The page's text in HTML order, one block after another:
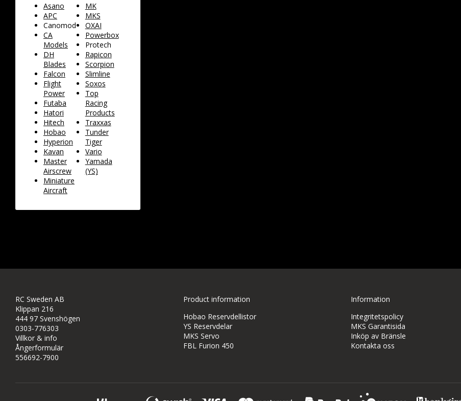
Asano
APC
Canomod
CA
Models
DH
Blades
Falcon
Flight
Power
Futaba
Hatori
Hitech
Hobao
Hyperion
Kavan
Master
Airscrew
Miniature
Aircraft
MK
MKS
OXAI
Powerbox
Protech
Rapicon
Scorpion
Slimline
Soxos
Top
Racing
Products
Traxxas
Tunder
Tiger
Vario
Yamada
(YS)
RC Sweden AB
Klippan 216
444 97 Svenshögen
0303-776303
Villkor & info
Ångerformulär
556692-7900
Product information
Hobao Reservdellistor
YS Reservdelar
MKS Servo
FBL Furion 450
Information
Integritetspolicy
MKS Garantisida
Inköp av Bränsle
Kontakta oss